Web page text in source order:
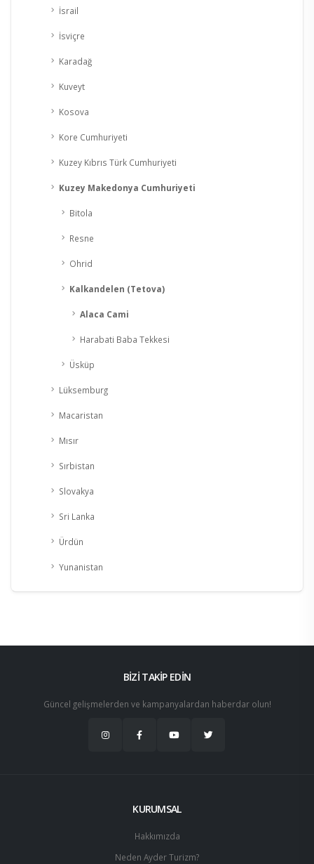
İsrail
İsviçre
Karadağ
Kuveyt
Kosova
Kore Cumhuriyeti
Kuzey Kıbrıs Türk Cumhuriyeti
Kuzey Makedonya Cumhuriyeti
Bitola
Resne
Ohrid
Kalkandelen (Tetova)
Alaca Cami
Harabati Baba Tekkesi
Üsküp
Lüksemburg
Macaristan
Mısır
Sırbistan
Slovakya
Sri Lanka
Ürdün
Yunanistan
BİZİ TAKİP EDİN
Güncel gelişmelerden ve kampanyalardan haberdar olun!
KURUMSAL
Hakkımızda
Neden Ayder Turizm?